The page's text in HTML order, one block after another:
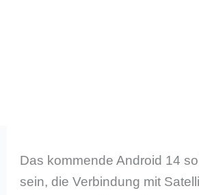
Das kommende Android 14
sein, die Verbindung mit